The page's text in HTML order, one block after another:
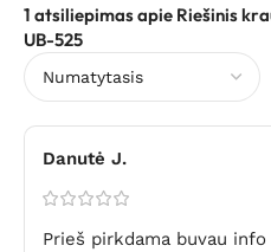
1 atsiliepimas apie Riešinis
UB-525
Danutė J.
Prieš pirkdama buvau